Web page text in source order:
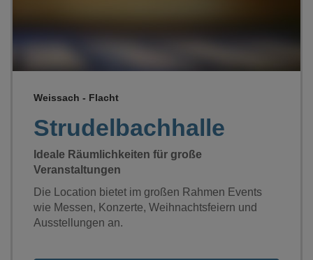
Strudelbachhalle
Weissach - Flacht
Ideale Räumlichkeiten für große
Veranstaltungen
Die Location bietet im großen Rahmen Events
wie Messen, Konzerte, Weihnachtsfeiern und
Ausstellungen an.